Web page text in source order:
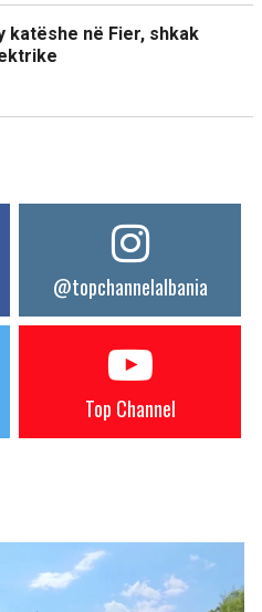
katëshe në Fier, shkak
@topchannelalbania
Top Channel